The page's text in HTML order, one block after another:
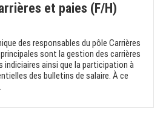
et paies (F/H)
des responsables du pôle Carrières
sont la gestion des carrières
indiciaires ainsi que la participation à
des bulletins de salaire. À ce